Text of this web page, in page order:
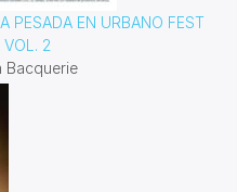
PESADA EN URBANO FEST
VOL. 2
Bacquerie